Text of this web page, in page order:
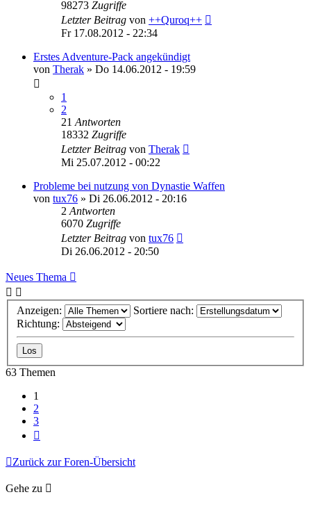
98273 Zugriffe
Letzter Beitrag von ++Quroq++
Fr 17.08.2012 - 22:34
Erstes Adventure-Pack angekündigt
von Therak » Do 14.06.2012 - 19:59
1
2
21 Antworten
18332 Zugriffe
Letzter Beitrag von Therak
Mi 25.07.2012 - 00:22
Probleme bei nutzung von Dynastie Waffen
von tux76 » Di 26.06.2012 - 20:16
2 Antworten
6070 Zugriffe
Letzter Beitrag von tux76
Di 26.06.2012 - 20:50
Neues Thema
Anzeigen:
Sortiere nach:
Richtung:
63 Themen
1
2
3
Zurück zur Foren-Übersicht
Gehe zu